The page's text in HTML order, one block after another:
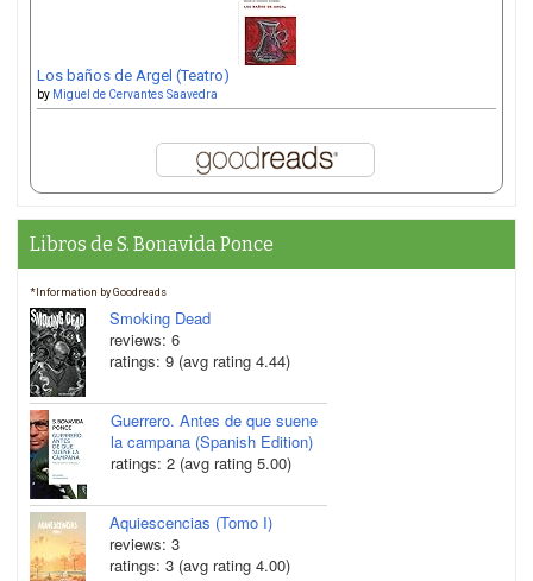
Los baños de Argel (Teatro)
by Miguel de Cervantes Saavedra
Libros de S. Bonavida Ponce
*Information by Goodreads
Smoking Dead
reviews: 6
ratings: 9 (avg rating 4.44)
Guerrero. Antes de que suene
la campana (Spanish Edition)
ratings: 2 (avg rating 5.00)
Aquiescencias (Tomo I)
reviews: 3
ratings: 3 (avg rating 4.00)